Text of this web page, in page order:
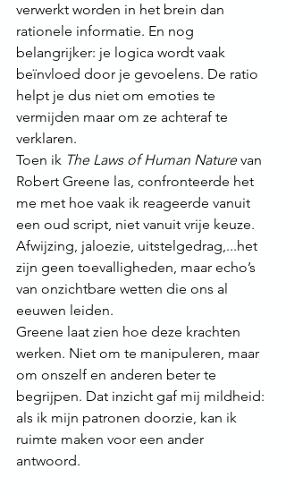
verwerkt worden in het brein dan
rationele informatie. En nog
belangrijker: je logica wordt vaak
beïnvloed door je gevoelens. De ratio
helpt je dus niet om emoties te
vermijden maar om ze achteraf te
verklaren.
Toen ik The Laws of Human Nature van
Robert Greene las, confronteerde het
me met hoe vaak ik reageerde vanuit
een oud script, niet vanuit vrije keuze.
Afwijzing, jaloezie, uitstelgedrag,...het
zijn geen toevalligheden, maar echo’s
van onzichtbare wetten die ons al
eeuwen leiden.
Greene laat zien hoe deze krachten
werken. Niet om te manipuleren, maar
om onszelf en anderen beter te
begrijpen. Dat inzicht gaf mij mildheid:
als ik mijn patronen doorzie, kan ik
ruimte maken voor een ander
antwoord.